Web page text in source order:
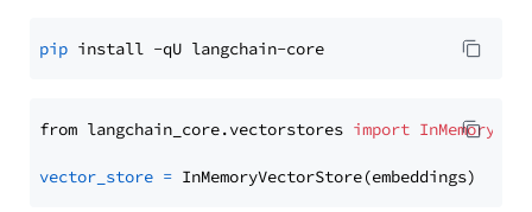
pip
from langchain_core.vectorstores import
vector_store =